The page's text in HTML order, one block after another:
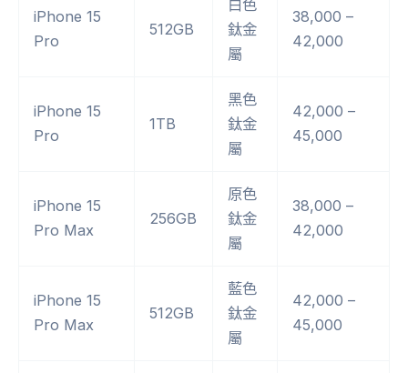
iPhone 15
Pro
512GB
白色
鈦金
屬
38,000 –
42,000
iPhone 15
Pro
1TB
黑色
鈦金
屬
42,000 –
45,000
iPhone 15
Pro Max
256GB
原色
鈦金
屬
38,000 –
42,000
iPhone 15
Pro Max
512GB
藍色
鈦金
屬
42,000 –
45,000